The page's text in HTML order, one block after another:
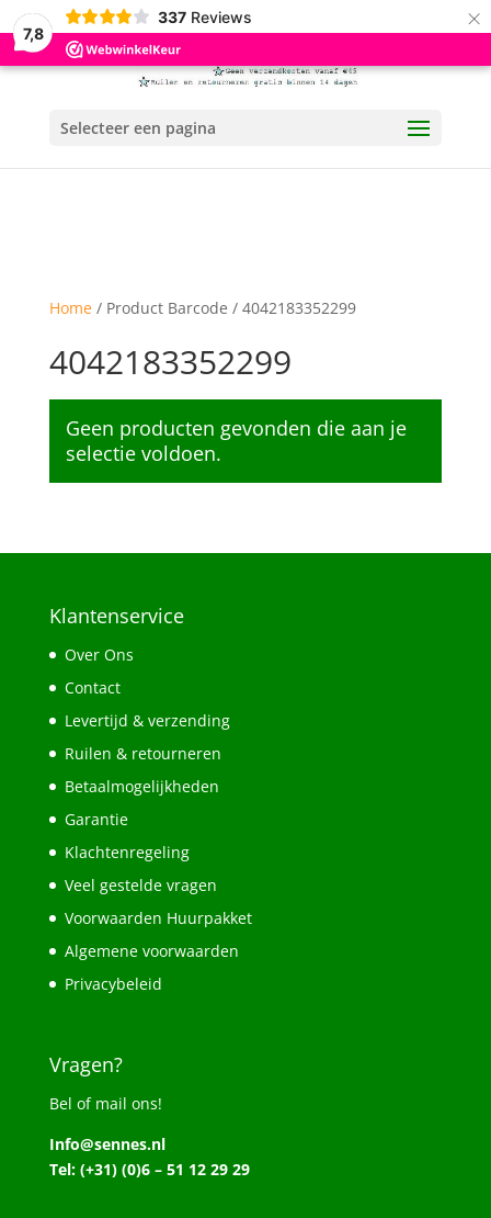
7,8
337 Reviews ×
Selecteer een pagina
Home/ Product Barcode / 4042183352299
4042183352299
Geen producten gevonden die aan je
selectie voldoen.
Klantenservice
Over Ons
Contact
Levertijd & verzending
Ruilen & retourneren
Betaalmogelijkheden
Garantie
Klachtenregeling
Veel gestelde vragen
Voorwaarden Huurpakket
Algemene voorwaarden
Privacybeleid
Vragen?
Bel of mail ons!
Info@sennes.nl
Tel: (+31) (0)6 – 51 12 29 29